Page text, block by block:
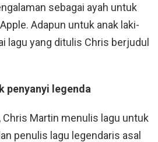
sebagai ayah untuk
Adapun untuk anak laki-
lagu yang ditulis Chris berjudul
penyanyi legenda
Chris Martin menulis lagu untuk
penulis lagu legendaris asal